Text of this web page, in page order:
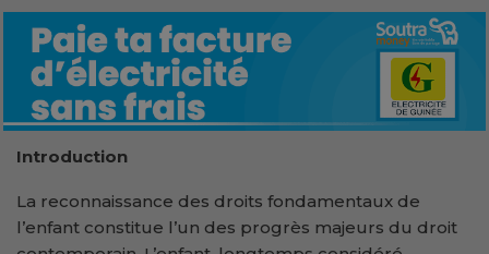
Introduction
La reconnaissance des droits fondamentaux de
l’enfant constitue l’un des progrès majeurs du droit